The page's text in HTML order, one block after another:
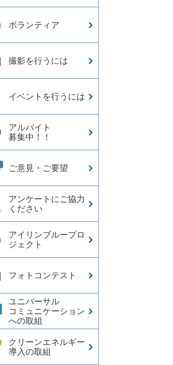
ボランティア
撮影を行うには
イベントを行うには
アルバイト
募集中！！
ご意見・ご要望
アンケートにご協力
ください
アイリンブループロ
ジェクト
フォトコンテスト
ユニバーサル
コミュニケーション
への取組
クリーンエネルギー
導入の取組